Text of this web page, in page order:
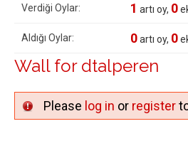
Verdiği Oylar: 1 artı oy, 0
Aldığı Oylar: 0artı oy, 0
Wall for dtalperen
Please log in or register